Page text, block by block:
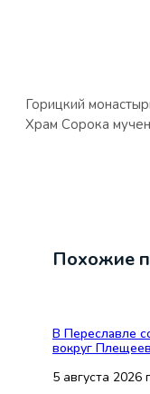
Горицкий
Храм Сорока
Похожие
В Переславле
вокруг
5 августа 2026